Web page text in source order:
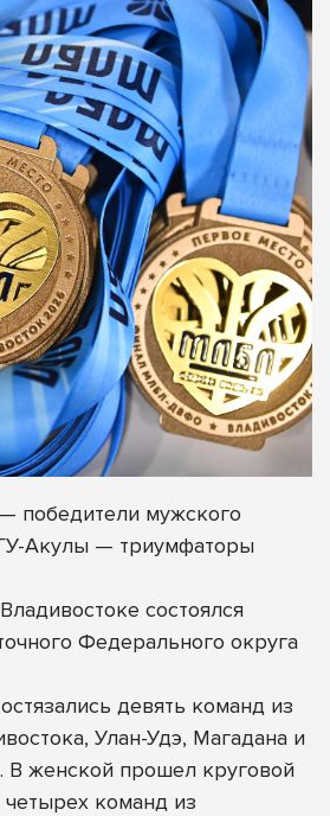
победители мужского
Акулы — триумфаторы
состоялся
Федерального округа
девять команд из
Улан-Удэ, Магадана и
женской прошел круговой
четырех команд из